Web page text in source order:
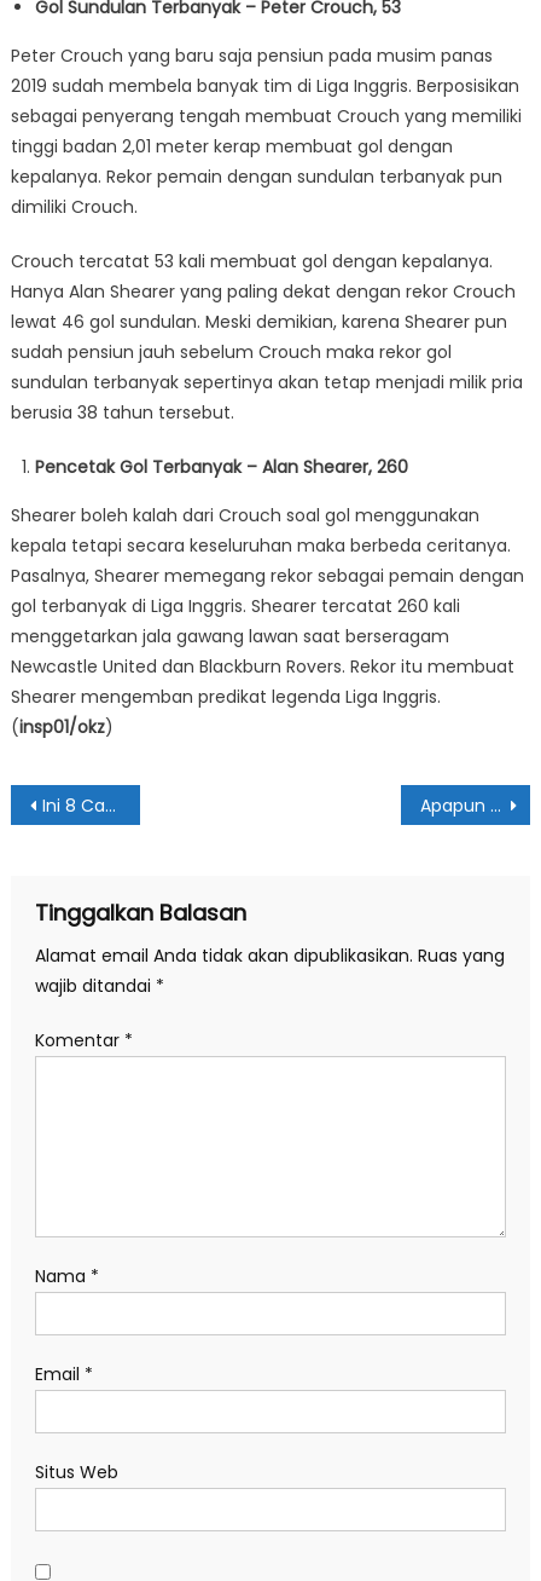
Gol Sundulan Terbanyak – Peter Crouch, 53
Peter Crouch yang baru saja pensiun pada musim panas
2019 sudah membela banyak tim di Liga Inggris. Berposisikan
sebagai penyerang tengah membuat Crouch yang memiliki
tinggi badan 2,01 meter kerap membuat gol dengan
kepalanya. Rekor pemain dengan sundulan terbanyak pun
dimiliki Crouch.
Crouch tercatat 53 kali membuat gol dengan kepalanya.
Hanya Alan Shearer yang paling dekat dengan rekor Crouch
lewat 46 gol sundulan. Meski demikian, karena Shearer pun
sudah pensiun jauh sebelum Crouch maka rekor gol
sundulan terbanyak sepertinya akan tetap menjadi milik pria
berusia 38 tahun tersebut.
Pencetak Gol Terbanyak – Alan Shearer, 260
Shearer boleh kalah dari Crouch soal gol menggunakan
kepala tetapi secara keseluruhan maka berbeda ceritanya.
Pasalnya, Shearer memegang rekor sebagai pemain dengan
gol terbanyak di Liga Inggris. Shearer tercatat 260 kali
menggetarkan jala gawang lawan saat berseragam
Newcastle United dan Blackburn Rovers. Rekor itu membuat
Shearer mengemban predikat legenda Liga Inggris.
(insp01/okz)
Navigasi
Ini 8 Cara Turunkan Faktor Resiko Kanker Apapun Alasannya, Desember 2022 Masalah Banjir Harus Sudah Selesai
Tinggalkan Balasan
Alamat email Anda tidak akan dipublikasikan. Ruas yang
wajib ditandai *
Komentar *
Nama *
Email *
Situs Web